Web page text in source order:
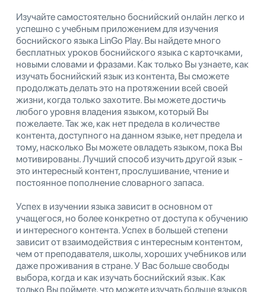
Изучайте самостоятельно боснийский онлайн легко и
успешно с учебным приложением для изучения
боснийского языка LinGo Play. Вы найдете много
бесплатных уроков боснийского языка с карточками,
новыми словами и фразами. Как только Вы узнаете, как
изучать боснийский язык из контента, Вы сможете
продолжать делать это на протяжении всей своей
жизни, когда только захотите. Вы можете достичь
любого уровня владения языком, который Вы
пожелаете. Так же, как нет предела в количестве
контента, доступного на данном языке, нет предела и
тому, насколько Вы можете овладеть языком, пока Вы
мотивированы. Лучший способ изучить другой язык -
это интересный контент, прослушивание, чтение и
постоянное пополнение словарного запаса.
Успех в изучении языка зависит в основном от
учащегося, но более конкретно от доступа к обучению
и интересного контента. Успех в большей степени
зависит от взаимодействия с интересным контентом,
чем от преподавателя, школы, хороших учебников или
даже проживания в стране. У Вас больше свободы
выбора, когда и как изучать боснийский язык. Как
только Вы поймете, что можете изучать больше языков